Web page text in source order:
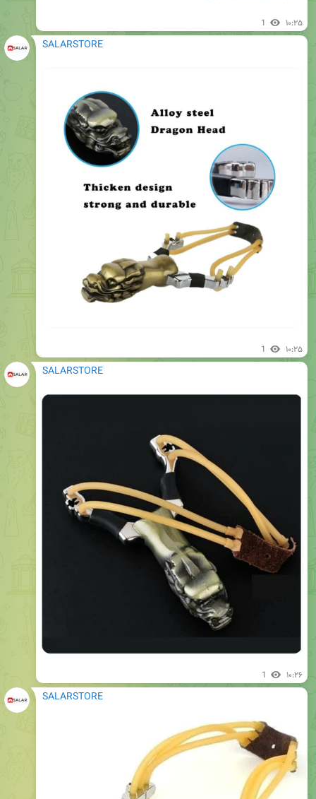
1 ۱۰:۲۵
SALARSTORE
1 ۱۰:۲۵
SALARSTORE
1 ۱۰:۲۶
SALARSTORE